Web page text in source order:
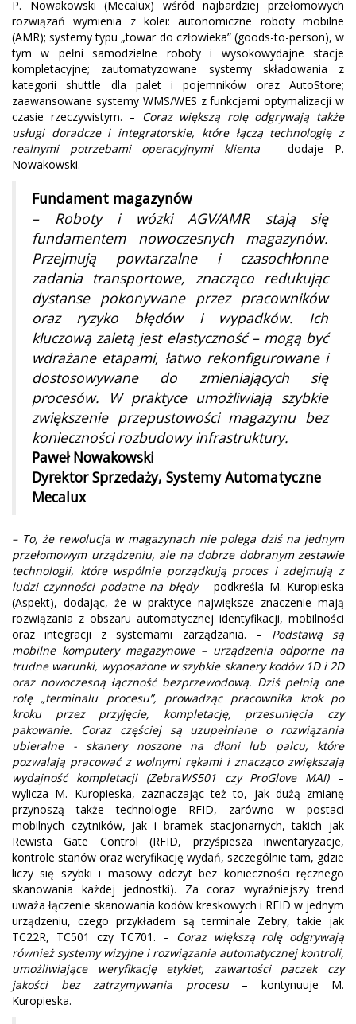
P. Nowakowski (Mecalux) wśród najbardziej przełomowych
rozwiązań wymienia z kolei: autonomiczne roboty mobilne
(AMR); systemy typu „towar do człowieka” (goods-to-person), w
tym w pełni samodzielne roboty i wysokowydajne stacje
kompletacyjne; zautomatyzowane systemy składowania z
kategorii shuttle dla palet i pojemników oraz AutoStore;
zaawansowane systemy WMS/WES z funkcjami optymalizacji w
czasie rzeczywistym. – Coraz większą rolę odgrywają także
usługi doradcze i integratorskie, które łączą technologię z
realnymi potrzebami operacyjnymi klienta – dodaje P.
Nowakowski.
Fundament magazynów
– Roboty i wózki AGV/AMR stają się
fundamentem nowoczesnych magazynów.
Przejmują powtarzalne i czasochłonne
zadania transportowe, znacząco redukując
dystanse pokonywane przez pracowników
oraz ryzyko błędów i wypadków. Ich
kluczową zaletą jest elastyczność – mogą być
wdrażane etapami, łatwo rekonfigurowane i
dostosowywane do zmieniających się
procesów. W praktyce umożliwiają szybkie
zwiększenie przepustowości magazynu bez
konieczności rozbudowy infrastruktury.
Paweł Nowakowski
Dyrektor Sprzedaży, Systemy Automatyczne
Mecalux
– To, że rewolucja w magazynach nie polega dziś na jednym
przełomowym urządzeniu, ale na dobrze dobranym zestawie
technologii, które wspólnie porządkują proces i zdejmują z
ludzi czynności podatne na błędy– podkreśla M. Kuropieska
(Aspekt), dodając, że w praktyce największe znaczenie mają
rozwiązania z obszaru automatycznej identyfikacji, mobilności
oraz integracji z systemami zarządzania. – Podstawą są
mobilne komputery magazynowe – urządzenia odporne na
trudne warunki, wyposażone w szybkie skanery kodów 1D i 2D
oraz nowoczesną łączność bezprzewodową. Dziś pełnią one
rolę „terminalu procesu”, prowadząc pracownika krok po
kroku przez przyjęcie, kompletację, przesunięcia czy
pakowanie. Coraz częściej są uzupełniane o rozwiązania
ubieralne - skanery noszone na dłoni lub palcu, które
pozwalają pracować z wolnymi rękami i znacząco zwiększają
wydajność kompletacji (ZebraWS501 czy ProGlove MAI)–
wylicza M. Kuropieska, zaznaczając też to, jak dużą zmianę
przynoszą także technologie RFID, zarówno w postaci
mobilnych czytników, jak i bramek stacjonarnych, takich jak
Rewista Gate Control (RFID, przyśpiesza inwentaryzacje,
kontrole stanów oraz weryfikację wydań, szczególnie tam, gdzie
liczy się szybki i masowy odczyt bez konieczności ręcznego
skanowania każdej jednostki). Za coraz wyraźniejszy trend
uważa łączenie skanowania kodów kreskowych i RFID w jednym
urządzeniu, czego przykładem są terminale Zebry, takie jak
TC22R, TC501 czy TC701. – Coraz większą rolę odgrywają
również systemy wizyjne i rozwiązania automatycznej kontroli,
umożliwiające weryfikację etykiet, zawartości paczek czy
jakości bez zatrzymywania procesu– kontynuuje M.
Kuropieska.